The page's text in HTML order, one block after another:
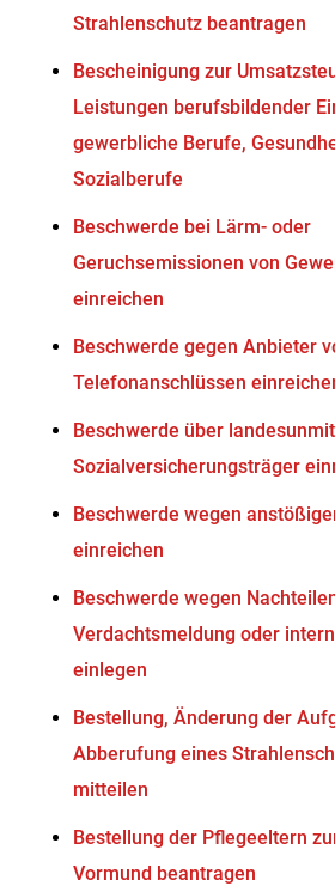
Strahlenschutz beantragen
Bescheinigung zur
Leistungen berufsbildender
gewerbliche Berufe,
Sozialberufe
Beschwerde bei Lärm- oder
Geruchsemissionen von
einreichen
Beschwerde gegen Anbieter
Telefonanschlüssen
Beschwerde über
Sozialversicherungsträger
Beschwerde wegen
einreichen
Beschwerde wegen
Verdachtsmeldung oder
einlegen
Bestellung, Änderung der
Abberufung eines
mitteilen
Bestellung der Pflegeeltern
Vormund beantragen